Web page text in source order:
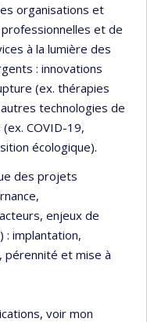
organisations et
et de
à la lumière des
: innovations
(ex. thérapies
technologies de
COVID-19,
écologique).
des projets
enjeux de
: implantation,
pérennité et mise à
voir mon